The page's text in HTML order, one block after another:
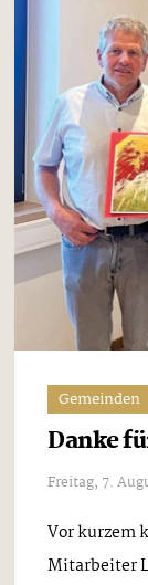
Gemeinden
Danke
Freitag, 7.
Vor kurzem
Mitarbeiter